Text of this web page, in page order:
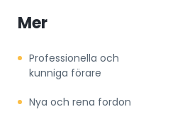
Mer
Professionella och
kunniga förare
Nya och rena fordon